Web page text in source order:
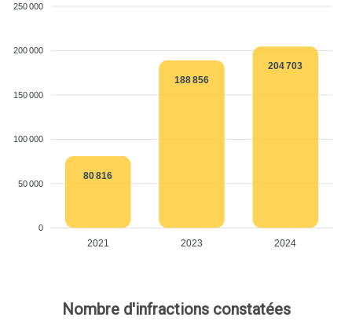
250 000
200 000
150 000
100 000
50 000
0
80 816
188 856
204 703
2021 2023 2024
Nombre d'infractions constatées